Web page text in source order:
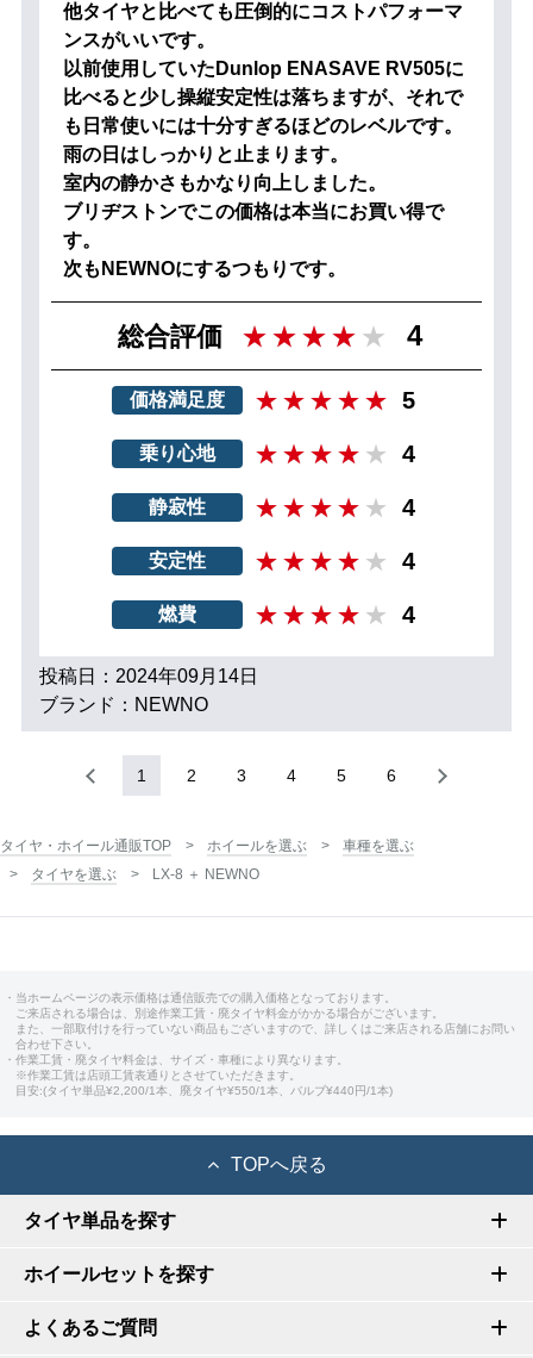
他タイヤと比べても圧倒的にコストパフォーマ
ンスがいいです。
以前使用していたDunlop ENASAVE RV505に
比べると少し操縦安定性は落ちますが、それで
も日常使いには十分すぎるほどのレベルです。
雨の日はしっかりと止まります。
室内の静かさもかなり向上しました。
ブリヂストンでこの価格は本当にお買い得で
す。
次もNEWNOにするつもりです。
総合評価 4
価格満足度 5
乗り心地 4
静寂性 4
安定性 4
燃費 4
投稿日：2024年09月14日
ブランド：NEWNO
1 2 3 4 5 6
タイヤ・ホイール通販TOP ホイールを選ぶ
車種を選ぶ
タイヤを選ぶ
LX-8 ＋ NEWNO
・当ホームページの表示価格は通信販売での購入価格となっております。
ご来店される場合は、別途作業工賃・廃タイヤ料金がかかる場合がございます。
また、一部取付けを行っていない商品もございますので、詳しくはご来店される店舗にお問い
合わせ下さい。
・作業工賃・廃タイヤ料金は、サイズ・車種により異なります。
※作業工賃は店頭工賃表通りとさせていただきます。
目安:(タイヤ単品¥2,200/1本、廃タイヤ¥550/1本、バルブ¥440円/1本)
TOPへ戻る
タイヤ単品を探す
ホイールセットを探す
よくあるご質問